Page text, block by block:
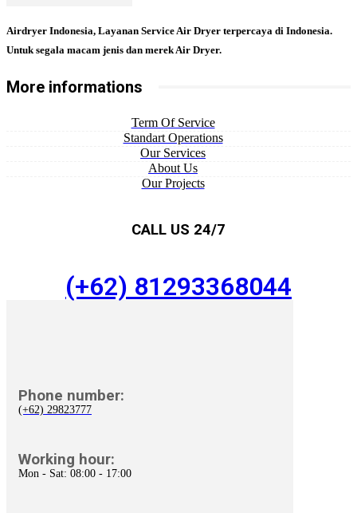
Airdryer Indonesia, Layanan Service Air Dryer terpercaya di Indonesia.
Untuk segala macam jenis dan merek Air Dryer.
More informations
Term Of Service
Standart Operations
Our Services
About Us
Our Projects
CALL US 24/7
(+62) 81293368044
Phone number:
(+62) 29823777
Working hour:
Mon - Sat: 08:00 - 17:00